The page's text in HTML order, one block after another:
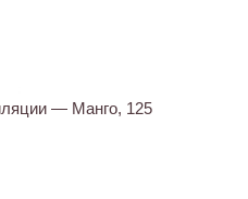
— Манго, 125